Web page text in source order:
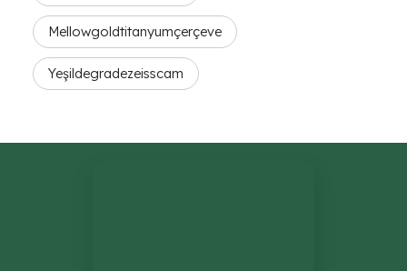
Mellowgoldtitanyumçerçeve
Yeşildegradezeisscam